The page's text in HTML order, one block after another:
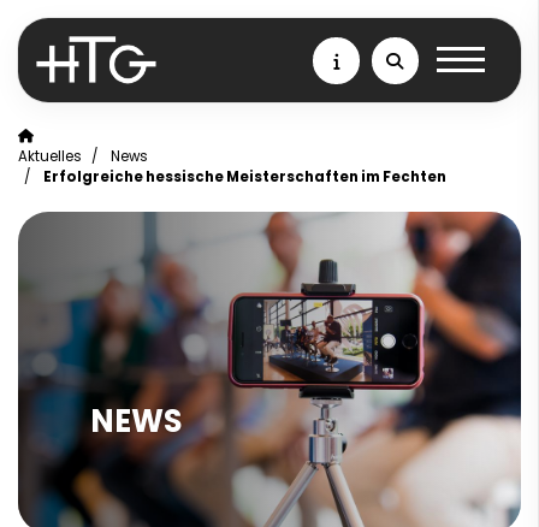
Aktuelles
News
Erfolgreiche hessische Meisterschaften im Fechten
NEWS